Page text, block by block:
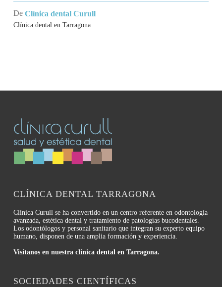
De Clínica dental Curull
Clínica dental en Tarragona
CLÍNICA DENTAL TARRAGONA
Clínica Curull se ha convertido en un centro referente en odontología
avanzada, estética dental y tratamiento de patologías bucodentales.
Los odontólogos y personal sanitario que integran su experto equipo
humano, disponen de una amplia formación y experiencia.
Visítanos en nuestra clínica dental en Tarragona.
SOCIEDADES CIENTÍFICAS